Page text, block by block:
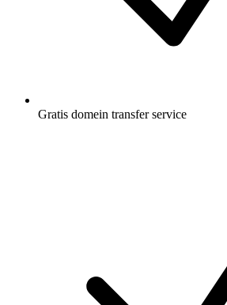
Gratis domein transfer service